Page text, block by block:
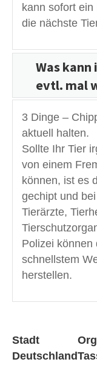
kann sofort
die nächste
Was
evtl. mal
3 Dinge –
aktuell halten.
Sollte Ihr Tier
von einem
können, ist es
gechipt und
Tierärzte,
Polizei können
schnellstem
herstellen.
Stadt
Deutschland